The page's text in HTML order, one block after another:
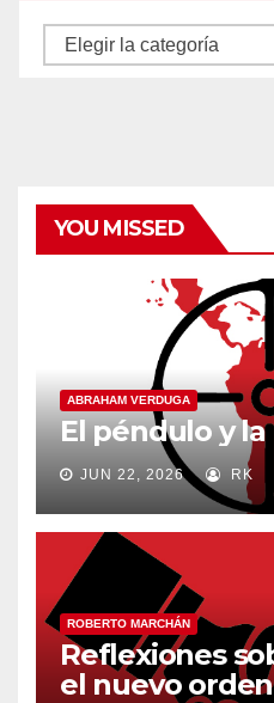
Autores
YOU MISSED
ABRAHAM VERDUGA
El péndulo y la
JUN 22, 2026 RK
ROBERTO MARCHÁN
Reflexiones
el nuevo